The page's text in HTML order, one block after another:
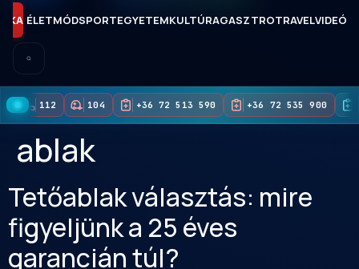
ÉLETMÓDSPORTEGYETEMKULTÚRAGASZTROTRAVELVIDEÓK
112 104 +36 72 513 590 +36 72 535 900
ablak
Tetőablak választás: mire
figyeljünk a 25 éves
garancián túl?